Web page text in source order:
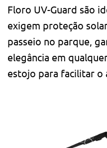
Floro UV-Guard são
exigem proteção
passeio no parque,
elegância em
estojo para facilitar o